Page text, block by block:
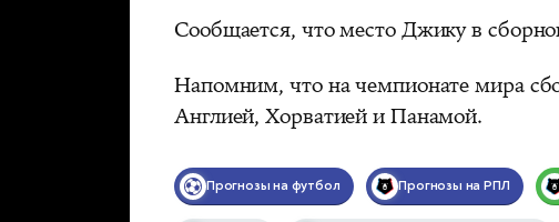
Сообщается, что место Джику в
Напомним, что на чемпионате мира
Англией, Хорватией и Панамой.
Прогнозы на футбол Прогнозы на РПЛ